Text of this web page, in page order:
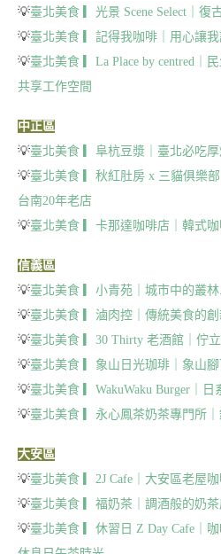
💡臺北美食 ▎光景 Scene Select｜復
💡臺北美食 ▎記得我咖啡｜用心讓
💡臺北美食 ▎La Place by centred｜
共享工作空間
中正區
💡臺北美食 ▎阜杭豆漿｜臺北必吃
💡臺北美食 ▎秋紅肚房 x 三貓俱樂
台南20年老店
💡臺北美食 ▎卡那達咖啡店｜韓式
信義區
💡臺北美食 ▎小青苑｜城市中的叢
💡臺北美食 ▎滷肉控｜傳統美食的
💡臺北美食 ▎30 Thirty 老酒館｜佇
💡臺北美食 ▎象山日光珈琲｜象山
💡臺北美食 ▎WakuWaku Burger｜
💡臺北美食 ▎永心鳳茶奶茶專門所
大安區
💡臺北美食 ▎2J Cafe｜大安區老屋
💡臺北美食 ▎福奶茶｜調酒般的奶
💡臺北美食 ▎休習日 Z Day Cafe｜